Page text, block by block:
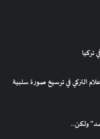
تركيا
التركي في ترسيخ صورة سلبية
ولكن..